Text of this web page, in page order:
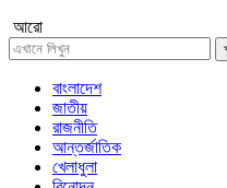
আরো
বাংলাদেশ
জাতীয়
রাজনীতি
আন্তর্জাতিক
খেলাধুলা